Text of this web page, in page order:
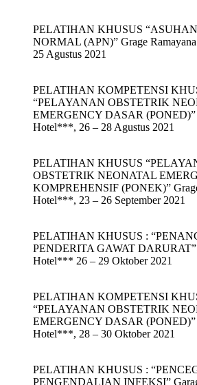
PELATIHAN KHUSUS
NORMAL (APN)” Grage
25 Agustus 2021
PELATIHAN KOMPETENSI
“PELAYANAN OBSTETRIK
EMERGENCY DASAR (PONED)”
Hotel***, 26 – 28 Agustus 2021
PELATIHAN KHUSUS
OBSTETRIK NEONATAL
KOMPREHENSIF (PONEK)”
Hotel***, 23 – 26 September 2021
PELATIHAN KHUSUS :
PENDERITA GAWAT DARURAT”
Hotel*** 26 – 29 Oktober 2021
PELATIHAN KOMPETENSI
“PELAYANAN OBSTETRIK
EMERGENCY DASAR (PONED)”
Hotel***, 28 – 30 Oktober 2021
PELATIHAN KHUSUS :
PENGENDALIAN INFEKSI”